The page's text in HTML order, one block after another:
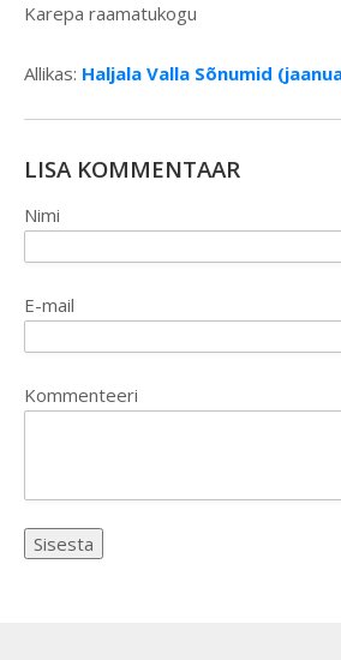
Karepa raamatukogu
Allikas: Haljala Valla Sõnumid
LISA KOMMENTAAR
Nimi
E-mail
Kommenteeri